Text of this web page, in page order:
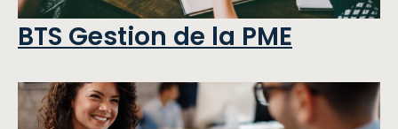
BTS Gestion de la PME